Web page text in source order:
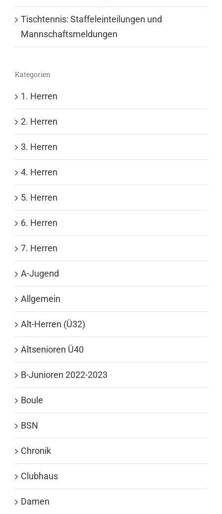
Tischtennis: Staffeleinteilungen und
Mannschaftsmeldungen
Kategorien
1. Herren
2. Herren
3. Herren
4. Herren
5. Herren
6. Herren
7. Herren
A-Jugend
Allgemein
Alt-Herren (Ü32)
Altsenioren Ü40
B-Junioren 2022-2023
Boule
BSN
Chronik
Clubhaus
Damen